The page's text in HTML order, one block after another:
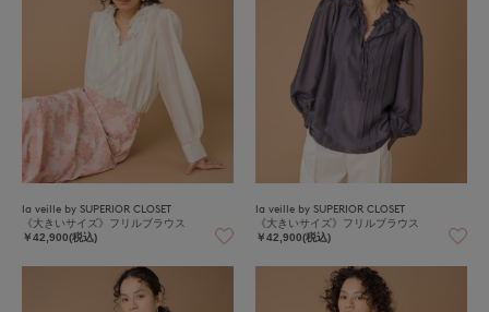
la veille by SUPERIOR CLOSET
《大きいサイズ》フリルブラウス
￥42,900(税込)
la veille by SUPERIOR CLOSET
《大きいサイズ》フリルブラウス
￥42,900(税込)